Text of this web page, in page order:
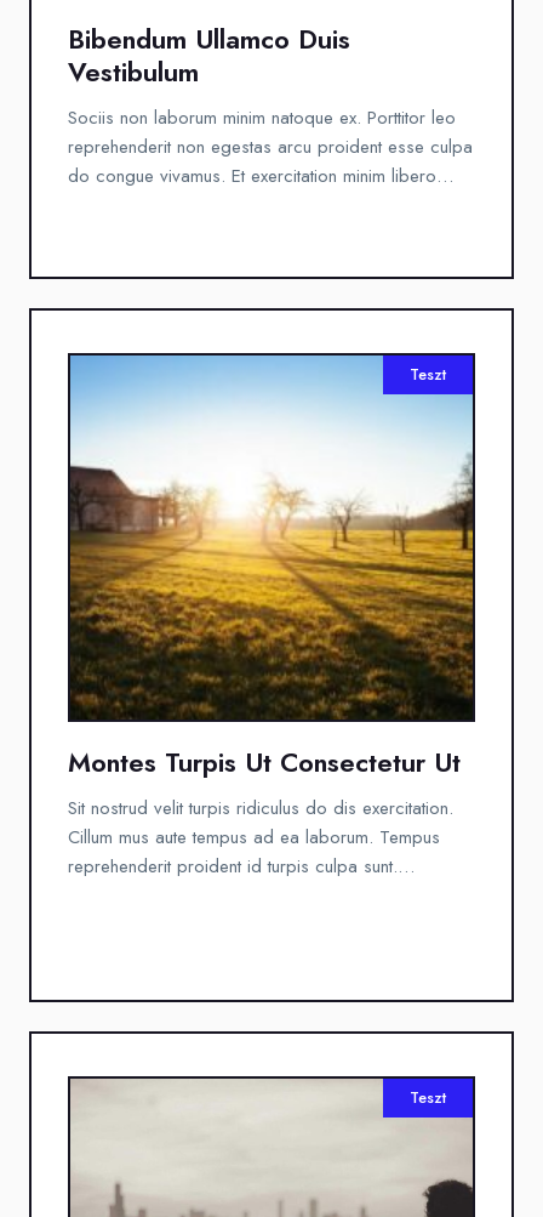
Bibendum Ullamco Duis
Vestibulum
Sociis non laborum minim natoque ex. Porttitor leo
reprehenderit non egestas arcu proident esse culpa
do congue vivamus. Et exercitation minim libero…
Teszt
Montes Turpis Ut Consectetur Ut
Sit nostrud velit turpis ridiculus do dis exercitation.
Cillum mus aute tempus ad ea laborum. Tempus
reprehenderit proident id turpis culpa sunt.…
Teszt